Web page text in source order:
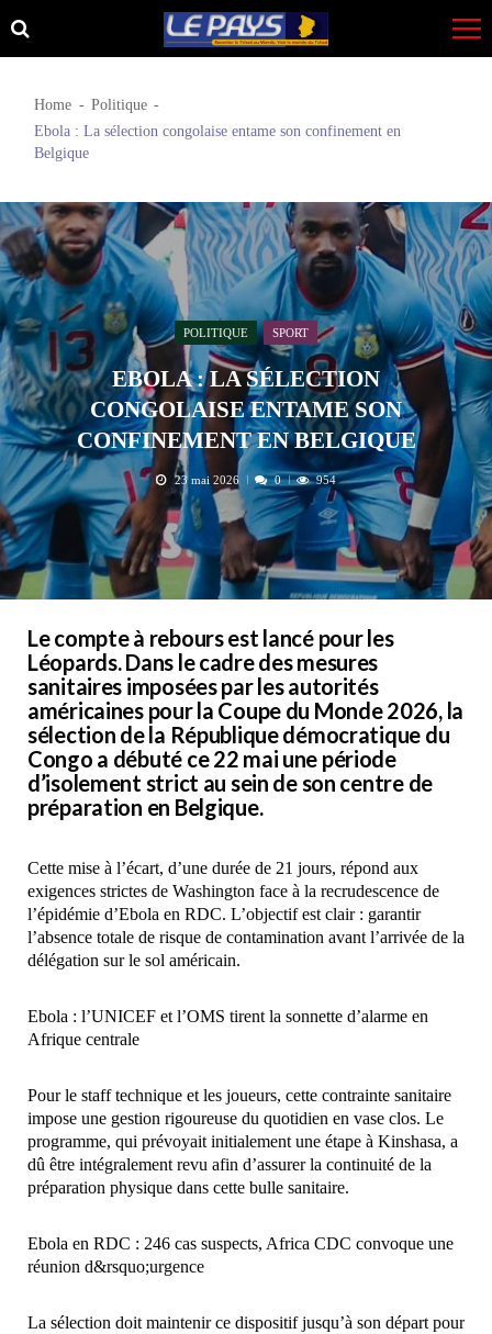
Skip
to
Skip
to
Home
Politique
Ebola : La sélection congolaise entame son confinement en
Belgique
POLITIQUE SPORT
EBOLA : LA SÉLECTION
CONGOLAISE ENTAME SON
CONFINEMENT EN BELGIQUE
23 mai 2026 0 954
Le compte à rebours est lancé pour les
Léopards. Dans le cadre des mesures
sanitaires imposées par les autorités
américaines pour la Coupe du Monde 2026, la
sélection de la République démocratique du
Congo a débuté ce 22 mai une période
d’isolement strict au sein de son centre de
préparation en Belgique.
Cette mise à l’écart, d’une durée de 21 jours, répond aux
exigences strictes de Washington face à la recrudescence de
l’épidémie d’Ebola en RDC. L’objectif est clair : garantir
l’absence totale de risque de contamination avant l’arrivée de la
délégation sur le sol américain.
Ebola : l’UNICEF et l’OMS tirent la sonnette d’alarme en
Afrique centrale
Pour le staff technique et les joueurs, cette contrainte sanitaire
impose une gestion rigoureuse du quotidien en vase clos. Le
programme, qui prévoyait initialement une étape à Kinshasa, a
dû être intégralement revu afin d’assurer la continuité de la
préparation physique dans cette bulle sanitaire.
Ebola en RDC : 246 cas suspects, Africa CDC convoque une
réunion d&rsquo;urgence
La sélection doit maintenir ce dispositif jusqu’à son départ pour